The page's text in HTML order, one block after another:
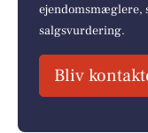
ejendomsmæglere,
salgsvurdering.
Bliv